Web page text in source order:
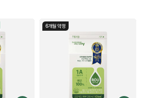
6개월 약정